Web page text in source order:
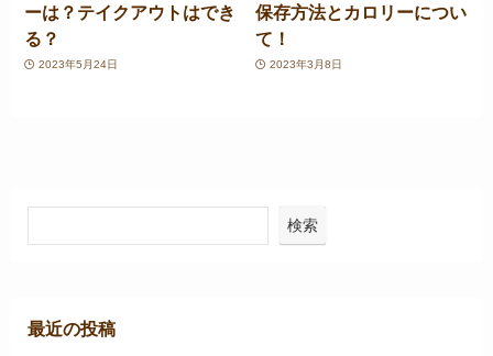
ーは？テイクアウトはでき
る？
2023年5月24日
保存方法とカロリーについ
て！
2023年3月8日
検索
最近の投稿